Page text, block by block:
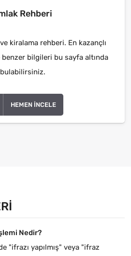
Rehberi
kiralama rehberi. En kazançlı
benzer bilgileri bu sayfa altında
bulabilirsiniz.
HEMEN İNCELE
Nedir?
"ifrazı yapılmış" veya "ifraz